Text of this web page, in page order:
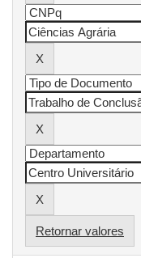
Retornar valores